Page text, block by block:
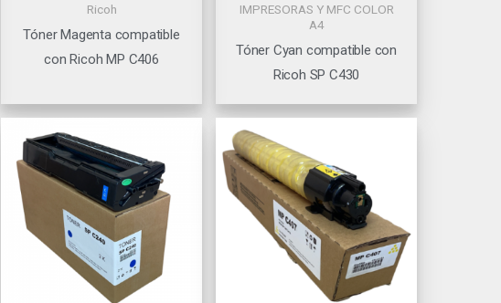
Ricoh
Tóner Magenta compatible
con Ricoh MP C406
IMPRESORAS Y MFC COLOR
A4
Tóner Cyan compatible con
Ricoh SP C430